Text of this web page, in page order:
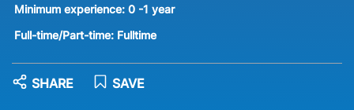
Minimum experience: 0 -1 year
Full-time/Part-time: Fulltime
SAVE
SHARE